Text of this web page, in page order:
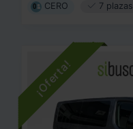
CERO 7 plazas